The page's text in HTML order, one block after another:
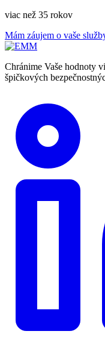
viac než 35 rokov
Mám záujem o vaše
Chránime Vaše hodnoty
špičkových